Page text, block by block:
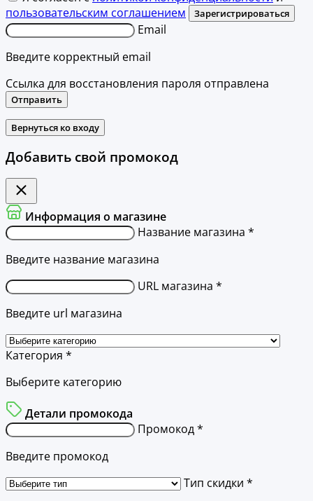
пользовательским соглашением
Зарегистрироваться
Email
Введите корректный email
Ссылка для восстановления пароля отправлена
Отправить
Вернуться ко входу
Добавить свой промокод
Информация о магазине
Название магазина *
Введите название магазина
URL магазина *
Введите url магазина
Категория *
Выберите категорию
Детали промокода
Промокод *
Введите промокод
Тип скидки *